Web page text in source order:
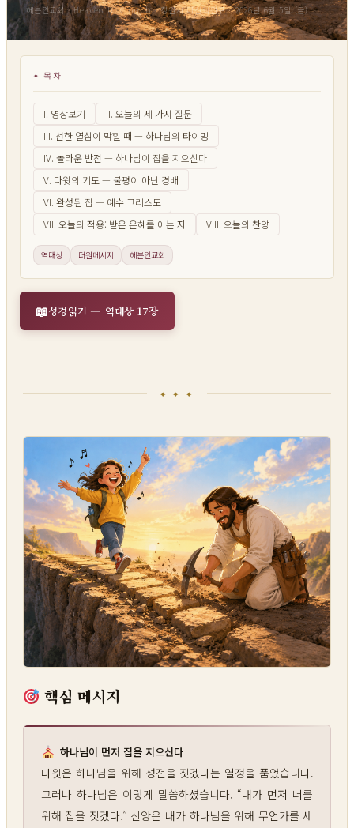
헤븐인교회 · Heaven In Church · 창원시 마산회원구 · 2026년 6월 5일 (금)
목차
I. 영상보기
II. 오늘의 세 가지 질문
III. 선한 열심이 막힐 때 — 하나님의 타이밍
IV. 놀라운 반전 — 하나님이 집을 지으신다
V. 다윗의 기도 — 불평이 아닌 경배
VI. 완성된 집 — 예수 그리스도
VII. 오늘의 적용: 받은 은혜를 아는 자
VIII. 오늘의 찬양
역대상 더원메시지 헤븐인교회
성경읽기 — 역대상 17장
✦ ✦ ✦
핵심 메시지
하나님이 먼저 집을 지으신다
다윗은 하나님을 위해 성전을 짓겠다는 열정을 품었습니다.
그러나 하나님은 이렇게 말씀하셨습니다. “내가 먼저 너를
위해 집을 짓겠다.” 신앙은 내가 하나님을 위해 무언가를 세